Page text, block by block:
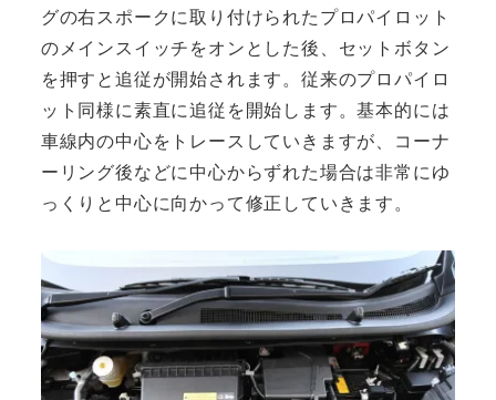
グの右スポークに取り付けられたプロパイロット
のメインスイッチをオンとした後、セットボタン
を押すと追従が開始されます。従来のプロパイロ
ット同様に素直に追従を開始します。基本的には
車線内の中心をトレースしていきますが、コーナ
ーリング後などに中心からずれた場合は非常にゆ
っくりと中心に向かって修正していきます。